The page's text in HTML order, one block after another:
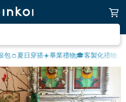
包👛夏日穿搭☀️畢業禮物🎓客製化禮物